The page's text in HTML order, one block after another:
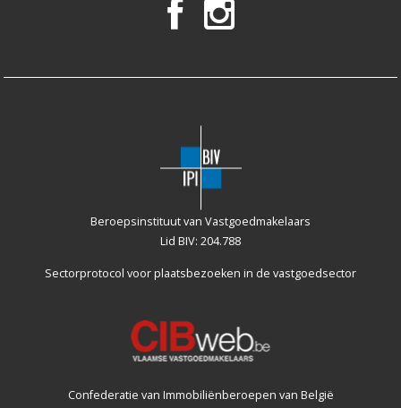
Beroepsinstituut van Vastgoedmakelaars
Lid BIV: 204.788
Sectorprotocol voor plaatsbezoeken in de vastgoedsector
Confederatie van Immobiliënberoepen van België